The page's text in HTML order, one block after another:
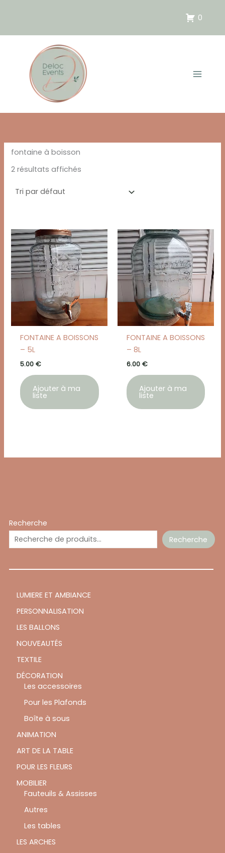
0
Recherche
Recherche
LUMIERE ET AMBIANCE
PERSONNALISATION
LES BALLONS
NOUVEAUTÉS
TEXTILE
DÉCORATION
Les accessoires
Pour les Plafonds
Boîte à sous
ANIMATION
ART DE LA TABLE
POUR LES FLEURS
MOBILIER
Fauteuils & Assisses
Autres
Les tables
LES ARCHES
fontaine à boisson
2 résultats affichés
FONTAINE A BOISSONS
– 5L
5.00 €
Ajouter à ma
liste
FONTAINE A BOISSONS
– 8L
6.00 €
Ajouter à ma
liste